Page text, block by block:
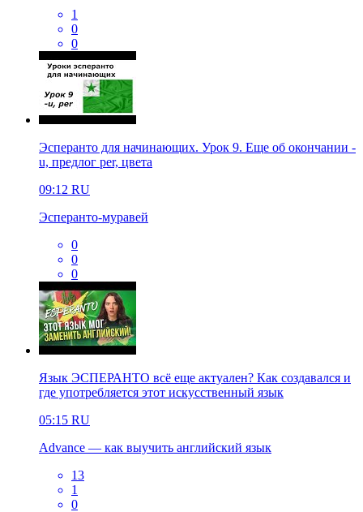
1
0
0
Эсперанто для начинающих. Урок 9. Еще об окончании -
u, предлог per, цвета
09:12 RU
Эсперанто-муравей
0
0
0
Язык ЭСПЕРАНТО всё еще актуален? Как создавался и
где употребляется этот искусственный язык
05:15 RU
Advance — как выучить английский язык
13
1
0